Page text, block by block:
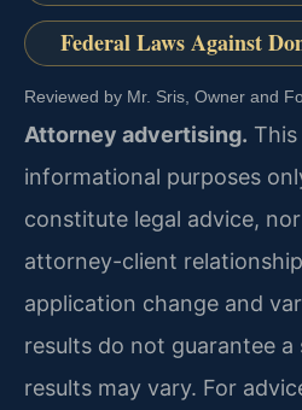
Federal Laws Against
Reviewed by Mr. Sris, Owner and
Attorney advertising.
informational purposes
constitute legal advice,
attorney-client
application change and
results do not guarantee a
results may vary. For